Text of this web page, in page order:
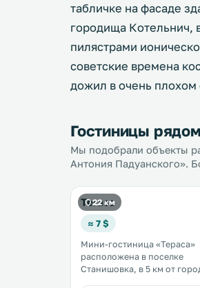
табличке на фасаде
городища Котельнич,
пилястрами
советские времена
дожил в очень плохом
Гостиницы рядом
Мы подобрали объекты
Антония Падуанского».
22 км
Terasa
≈ 7 $
Мини-гостиница «Тераса»
расположена в поселке
Станишовка, в 5 км от